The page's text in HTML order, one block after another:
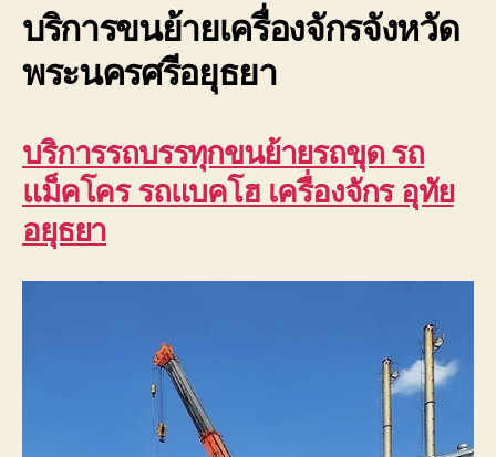
บริการขนย้ายเครื่องจักรจังหวัด
พระนครศรีอยุธยา
บริการรถบรรทุกขนย้ายรถขุด รถ
แม็คโคร รถแบคโฮ เครื่องจักร อุทัย
อยุธยา